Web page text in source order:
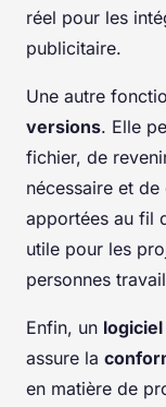
réel pour les
publicitaire.
Une autre
versions. Elle
fichier, de
nécessaire et
apportées au fil
utile pour les
personnes
Enfin, un
assure la
en matière de